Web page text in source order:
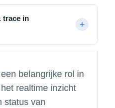
trace in
belangrijke rol in
realtime inzicht
status van